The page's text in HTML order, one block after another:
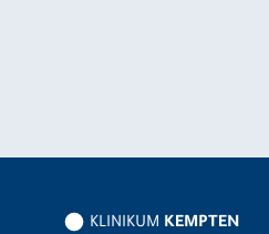
KLINIKUM KEMPTEN